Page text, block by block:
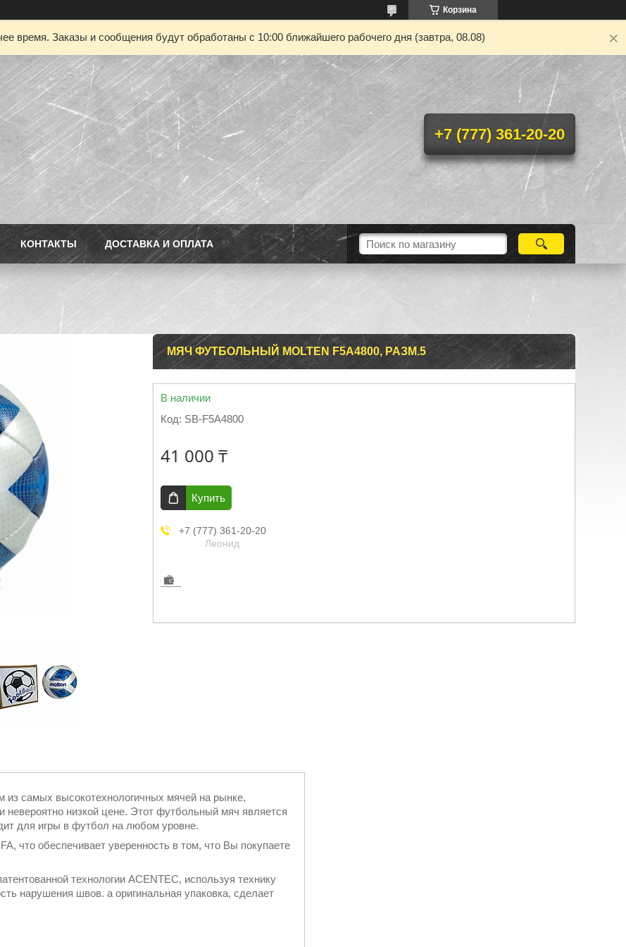
Корзина
время. Заказы и сообщения будут обработаны с 10:00 ближайшего рабочего дня (завтра, 08.08)
+7 (777) 361-20-20
КОНТАКТЫ ДОСТАВКА И ОПЛАТА
МЯЧ ФУТБОЛЬНЫЙ MOLTEN F5A4800, РАЗМ.5
В наличии
Код: SB-F5A4800
41 000 ₸
Купить
+7 (777) 361-20-20
Леонид
из самых высокотехнологичных мячей на рынке,
невероятно низкой цене. Этот футбольный мяч является
для игры в футбол на любом уровне.
что обеспечивает уверенность в том, что Вы покупаете
технологии ACENTEC, используя технику
нарушения швов. а оригинальная упаковка, сделает